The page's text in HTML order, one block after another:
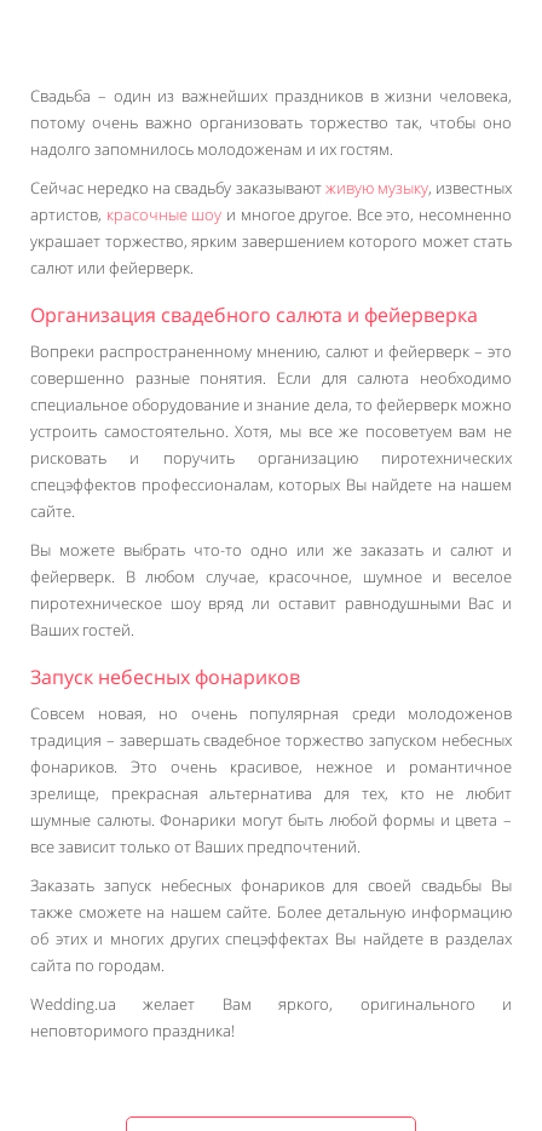
Свадьба – один из важнейших праздников в жизни человека,
потому очень важно организовать торжество так, чтобы оно
надолго запомнилось молодоженам и их гостям.
Сейчас нередко на свадьбу заказываютживую музыку, известных
артистов, красочные шоу и многое другое. Все это, несомненно
украшает торжество, ярким завершением которого может стать
салют или фейерверк.
Организация свадебного салюта и фейерверка
Вопреки распространенному мнению, салют и фейерверк – это
совершенно разные понятия. Если для салюта необходимо
специальное оборудование и знание дела, то фейерверк можно
устроить самостоятельно. Хотя, мы все же посоветуем вам не
рисковать и поручить организацию пиротехнических
спецэффектов профессионалам, которых Вы найдете на нашем
сайте.
Вы можете выбрать что-то одно или же заказать и салют и
фейерверк. В любом случае, красочное, шумное и веселое
пиротехническое шоу вряд ли оставит равнодушными Вас и
Ваших гостей.
Запуск небесных фонариков
Совсем новая, но очень популярная среди молодоженов
традиция – завершать свадебное торжество запуском небесных
фонариков. Это очень красивое, нежное и романтичное
зрелище, прекрасная альтернатива для тех, кто не любит
шумные салюты. Фонарики могут быть любой формы и цвета –
все зависит только от Ваших предпочтений.
Заказать запуск небесных фонариков для своей свадьбы Вы
также сможете на нашем сайте. Более детальную информацию
об этих и многих других спецэффектах Вы найдете в разделах
сайта по городам.
Wedding.ua желает Вам яркого, оригинального и
неповторимого праздника!